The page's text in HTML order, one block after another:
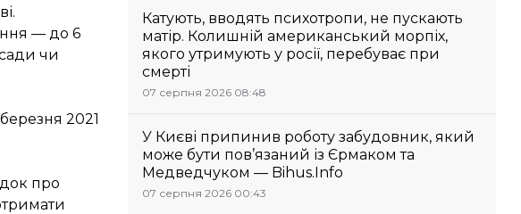
— до 6
чи
2021
про
Катують, вводять психотропи, не пускають
матір. Колишній американський морпіх,
якого утримують у росії, перебуває при
смерті
07 серпня 2026 08:48
У Києві припинив роботу забудовник, який
може бути пов’язаний із Єрмаком та
Медведчуком — Bihus.Info
07 серпня 2026 00:43